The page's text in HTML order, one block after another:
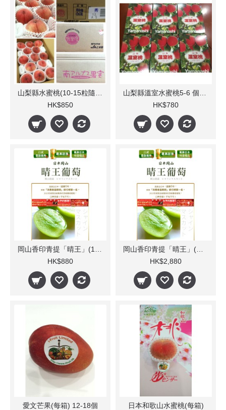
HK$850
HK$780
HK$880
HK$2,880
愛文芒果(每箱) 12-18個
日本和歌山水蜜桃(每箱)